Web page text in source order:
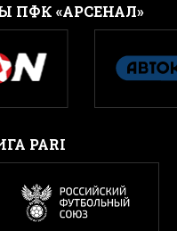
ПФК «АРСЕНАЛ»
PARI